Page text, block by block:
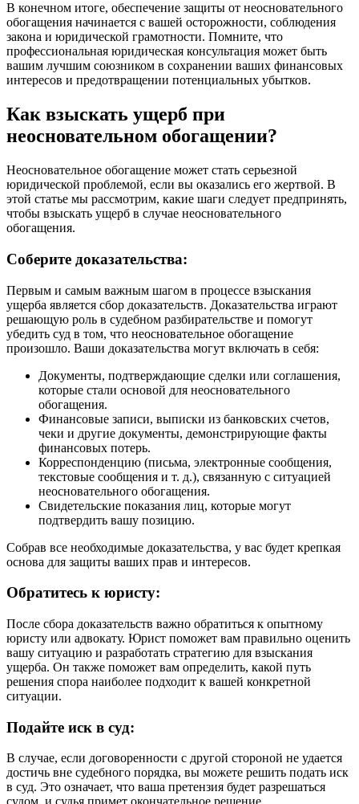
В конечном итоге, обеспечение защиты от неосновательного
обогащения начинается с вашей осторожности, соблюдения
закона и юридической грамотности. Помните, что
профессиональная юридическая консультация может быть
вашим лучшим союзником в сохранении ваших финансовых
интересов и предотвращении потенциальных убытков.
Как взыскать ущерб при
неосновательном обогащении?
Неосновательное обогащение может стать серьезной
юридической проблемой, если вы оказались его жертвой. В
этой статье мы рассмотрим, какие шаги следует предпринять,
чтобы взыскать ущерб в случае неосновательного
обогащения.
Соберите доказательства:
Первым и самым важным шагом в процессе взыскания
ущерба является сбор доказательств. Доказательства играют
решающую роль в судебном разбирательстве и помогут
убедить суд в том, что неосновательное обогащение
произошло. Ваши доказательства могут включать в себя:
Документы, подтверждающие сделки или соглашения,
которые стали основой для неосновательного
обогащения.
Финансовые записи, выписки из банковских счетов,
чеки и другие документы, демонстрирующие факты
финансовых потерь.
Корреспонденцию (письма, электронные сообщения,
текстовые сообщения и т. д.), связанную с ситуацией
неосновательного обогащения.
Свидетельские показания лиц, которые могут
подтвердить вашу позицию.
Собрав все необходимые доказательства, у вас будет крепкая
основа для защиты ваших прав и интересов.
Обратитесь к юристу:
После сбора доказательств важно обратиться к опытному
юристу или адвокату. Юрист поможет вам правильно оценить
вашу ситуацию и разработать стратегию для взыскания
ущерба. Он также поможет вам определить, какой путь
решения спора наиболее подходит к вашей конкретной
ситуации.
Подайте иск в суд:
В случае, если договоренности с другой стороной не удается
достичь вне судебного порядка, вы можете решить подать иск
в суд. Это означает, что ваша претензия будет разрешаться